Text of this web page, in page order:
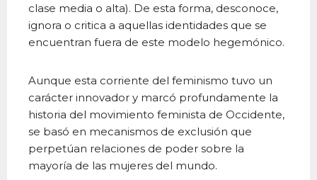
clase media o alta). De esta forma, desconoce,
ignora o critica a aquellas identidades que se
encuentran fuera de este modelo hegemónico.
Aunque esta corriente del feminismo tuvo un
carácter innovador y marcó profundamente la
historia del movimiento feminista de Occidente,
se basó en mecanismos de exclusión que
perpetúan relaciones de poder sobre la
mayoría de las mujeres del mundo.